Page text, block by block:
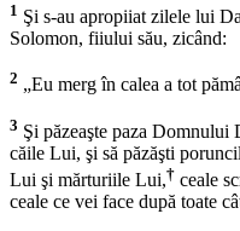
1 Şi s-au apropiiat zilele lui
Solomon, fiiului său, zicând:
2 „Eu merg în calea a tot
3 Şi păzeaşte paza
căile Lui, şi să păzăşti
Lui şi mărturiile Lui,† ceale
ceale ce vei face după toate